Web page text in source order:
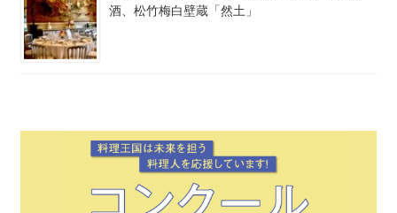
酒、松竹梅白壁蔵「然土」